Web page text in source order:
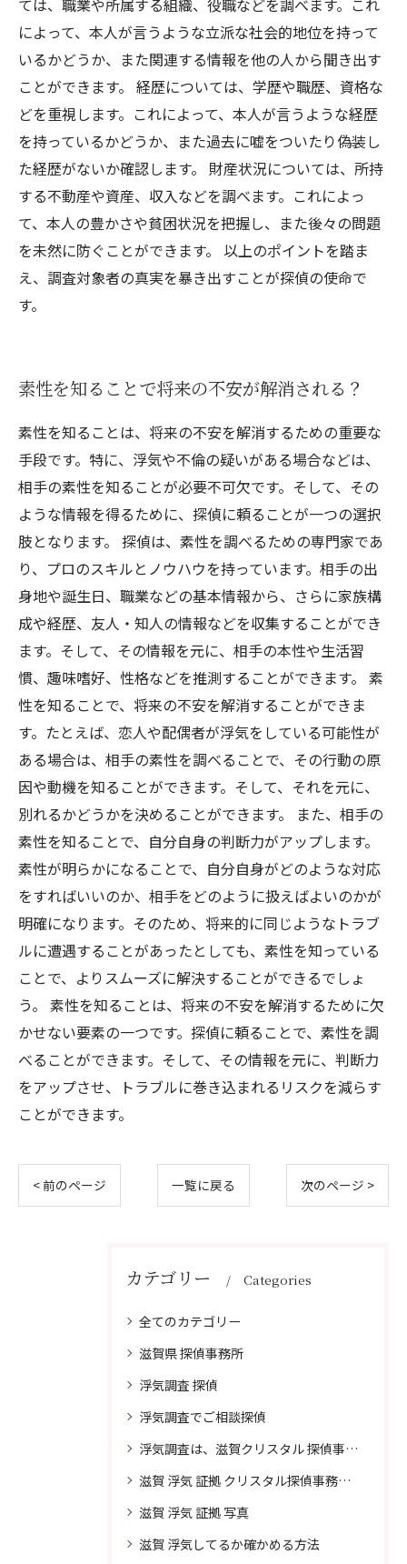
ては、職業や所属する組織、役職などを調べます。これ
によって、本人が言うような立派な社会的地位を持って
いるかどうか、また関連する情報を他の人から聞き出す
ことができます。 経歴については、学歴や職歴、資格な
どを重視します。これによって、本人が言うような経歴
を持っているかどうか、また過去に嘘をついたり偽装し
た経歴がないか確認します。 財産状況については、所持
する不動産や資産、収入などを調べます。これによっ
て、本人の豊かさや貧困状況を把握し、また後々の問題
を未然に防ぐことができます。 以上のポイントを踏ま
え、調査対象者の真実を暴き出すことが探偵の使命で
す。
素性を知ることで将来の不安が解消される？
素性を知ることは、将来の不安を解消するための重要な
手段です。特に、浮気や不倫の疑いがある場合などは、
相手の素性を知ることが必要不可欠です。そして、その
ような情報を得るために、探偵に頼ることが一つの選択
肢となります。 探偵は、素性を調べるための専門家であ
り、プロのスキルとノウハウを持っています。相手の出
身地や誕生日、職業などの基本情報から、さらに家族構
成や経歴、友人・知人の情報などを収集することができ
ます。そして、その情報を元に、相手の本性や生活習
慣、趣味嗜好、性格などを推測することができます。 素
性を知ることで、将来の不安を解消することができま
す。たとえば、恋人や配偶者が浮気をしている可能性が
ある場合は、相手の素性を調べることで、その行動の原
因や動機を知ることができます。そして、それを元に、
別れるかどうかを決めることができます。 また、相手の
素性を知ることで、自分自身の判断力がアップします。
素性が明らかになることで、自分自身がどのような対応
をすればいいのか、相手をどのように扱えばよいのかが
明確になります。そのため、将来的に同じようなトラブ
ルに遭遇することがあったとしても、素性を知っている
ことで、よりスムーズに解決することができるでしょ
う。 素性を知ることは、将来の不安を解消するために欠
かせない要素の一つです。探偵に頼ることで、素性を調
べることができます。そして、その情報を元に、判断力
をアップさせ、トラブルに巻き込まれるリスクを減らす
ことができます。
< 前のページ 一覧に戻る 次のページ >
カテゴリー Categories
全てのカテゴリー
滋賀県 探偵事務所
浮気調査 探偵
浮気調査でご相談探偵
浮気調査は、滋賀クリスタル 探偵事務所はご相談
滋賀 浮気 証拠 クリスタル探偵事務所 相談 無料
滋賀 浮気 証拠 写真
滋賀 浮気してるか確かめる方法